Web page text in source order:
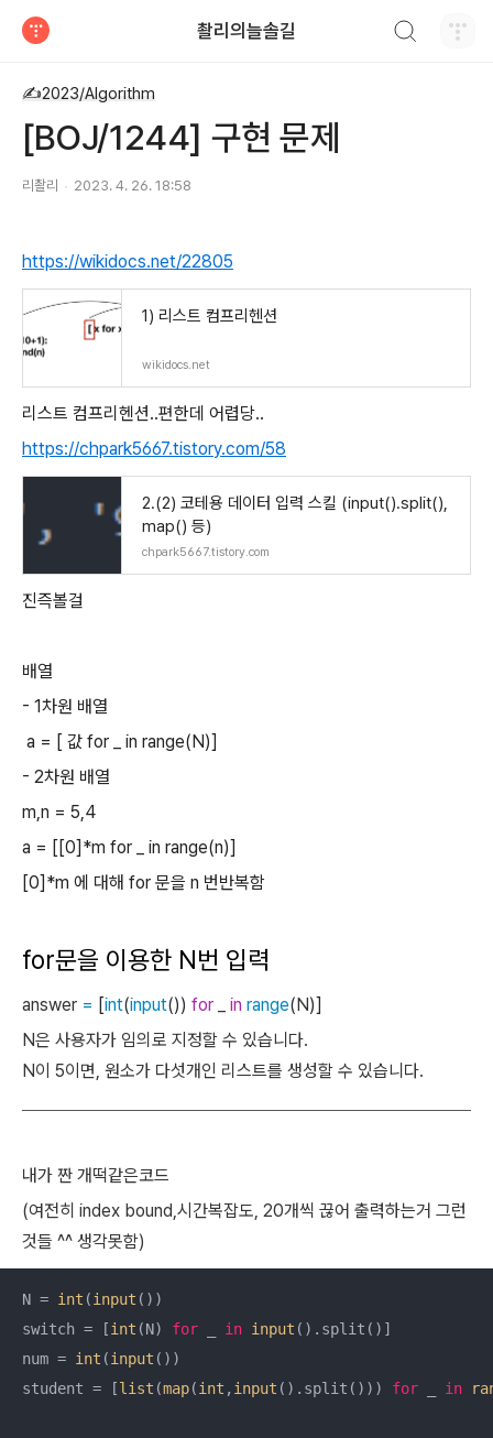
촬리의늘솔길
✍️2023/Algorithm
[BOJ/1244] 구현 문제
리촬리 2023. 4. 26. 18:58
https://wikidocs.net/22805
1) 리스트 컴프리헨션
wikidocs.net
리스트 컴프리헨션..편한데 어렵당..
https://chpark5667.tistory.com/58
2.(2) 코테용 데이터 입력 스킬 (input().split(),
map() 등)
chpark5667.tistory.com
진즉볼걸
배열
- 1차원 배열
a = [ 값 for _ in range(N)]
- 2차원 배열
m,n = 5,4
a = [[0]*m for _ in range(n)]
[0]*m 에 대해 for 문을 n 번반복함
for문을 이용한 N번 입력
answer = [int(input()) for in range(N)]
N은 사용자가 임의로 지정할 수 있습니다.
N이 5이면, 원소가 다섯개인 리스트를 생성할 수 있습니다.
내가 짠 개떡같은코드
(여전히 index bound,시간복잡도, 20개씩 끊어 출력하는거 그런
것들 ^^ 생각못함)
N = int (input ())
switch = [int (N) for in input ().split()]
num = int (input ())
student = [list (map(int , input ().split())) for in